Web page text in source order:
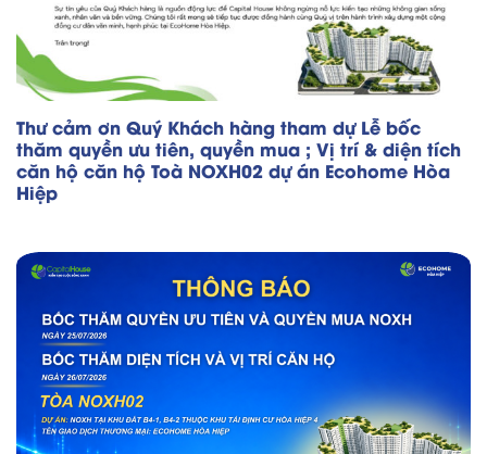
Thư cảm ơn Quý Khách hàng tham dự Lễ bốc
thăm quyền ưu tiên, quyền mua ; Vị trí & diện tích
căn hộ căn hộ Toà NOXH02 dự án Ecohome Hòa
Hiệp